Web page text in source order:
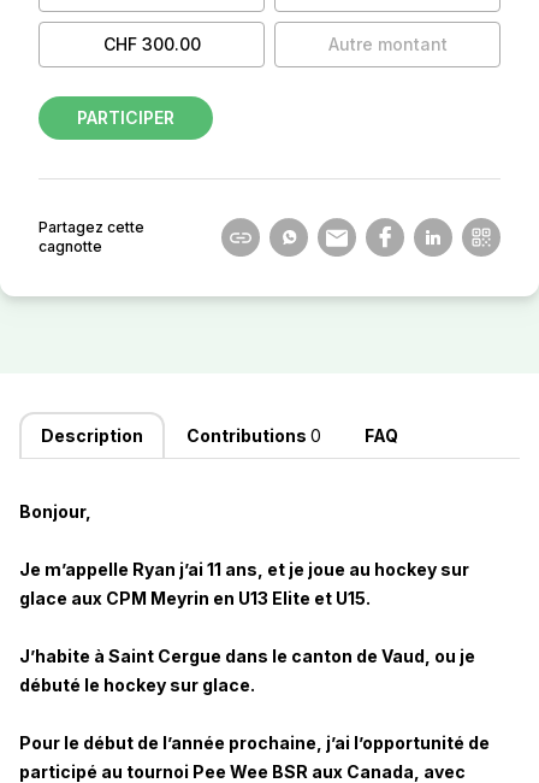
CHF 300.00 Autre montant
PARTICIPER
Partagez cette
cagnotte
Description Contributions 0 FAQ
Bonjour,
Je m’appelle Ryan j’ai 11 ans, et je joue au hockey sur
glace aux CPM Meyrin en U13 Elite et U15.
J’habite à Saint Cergue dans le canton de Vaud, ou je
débuté le hockey sur glace.
Pour le début de l’année prochaine, j’ai l’opportunité de
participé au tournoi Pee Wee BSR aux Canada, avec